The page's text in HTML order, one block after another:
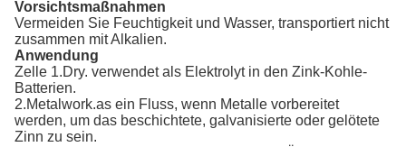
Vorsichtsmaßnahmen
Vermeiden Sie Feuchtigkeit und Wasser, transportiert nicht
zusammen mit Alkalien.
Anwendung
Zelle 1.Dry. verwendet als Elektrolyt in den Zink-Kohle-
Batterien.
2.Metalwork.as ein Fluss, wenn Metalle vorbereitet
werden, um das beschichtete, galvanisierte oder gelötete
Zinn zu sein.